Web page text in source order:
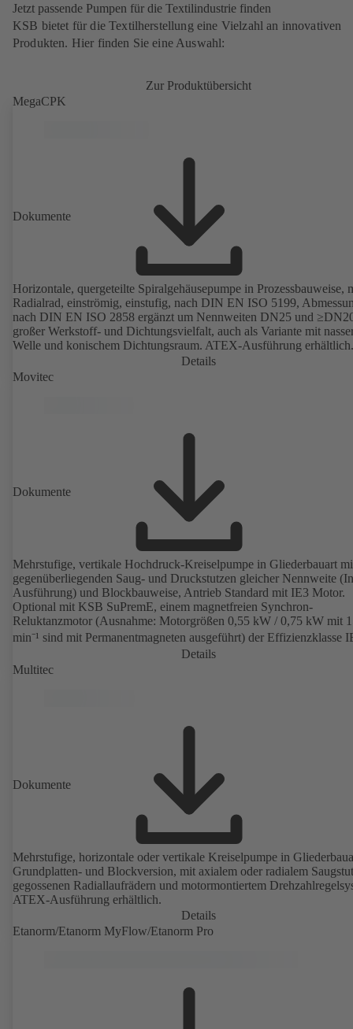
Jetzt passende Pumpen für die Textilindustrie finden
KSB bietet für die Textilherstellung eine Vielzahl an innovativen
Produkten. Hier finden Sie eine Auswahl:
Zur Produktübersicht
MegaCPK
Dokumente
Horizontale, quergeteilte Spiralgehäusepumpe in Prozessbauweise,
Radialrad, einströmig, einstufig, nach DIN EN ISO 5199,
nach DIN EN ISO 2858 ergänzt um Nennweiten DN25 und
großer Werkstoff- und Dichtungsvielfalt, auch als Variante mit
Welle und konischem Dichtungsraum. ATEX-Ausführung erhältlich.
Details
Movitec
Dokumente
Mehrstufige, vertikale Hochdruck-Kreiselpumpe in Gliederbauart
gegenüberliegenden Saug- und Druckstutzen gleicher Nennweite
Ausführung) und Blockbauweise, Antrieb Standard mit IE3 Motor.
Optional mit KSB SuPremE, einem magnetfreien Synchron-
Reluktanzmotor (Ausnahme: Motorgrößen 0,55 kW / 0,75 kW mit
min⁻¹ sind mit Permanentmagneten ausgeführt) der Effizienzklasse
gemäß IEC TS 60034-30-2: 2016, für den Betrieb am
Drehzahlregelsystem Typ KSB PumpDrive 2 oder KSB
Details
Multitec
Dokumente
Mehrstufige, horizontale oder vertikale Kreiselpumpe in
Grundplatten- und Blockversion, mit axialem oder radialem
gegossenen Radiallaufrädern und motormontiertem
ATEX-Ausführung erhältlich.
Details
Etanorm/Etanorm MyFlow/Etanorm Pro